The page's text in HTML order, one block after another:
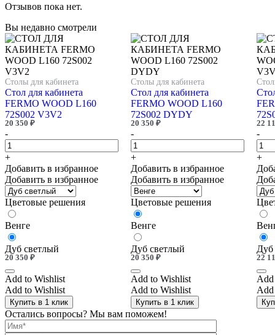
Отзывов пока нет.
Вы недавно смотрели
Столы для кабинета
Стол для кабинета
FERMO WOOD L160
72S002 V3V2
20 350 ₽
-
+
Добавить в избранное
Добавить в избранное
Цветовые решения
Венге
Дуб светлый
20 350 ₽
Add to Wishlist
Add to Wishlist
Купить в 1 клик
Столы для кабинета
Стол для кабинета
FERMO WOOD L160
72S002 DYDY
20 350 ₽
-
+
Добавить в избранное
Добавить в избранное
Цветовые решения
Венге
Дуб светлый
20 350 ₽
Add to Wishlist
Add to Wishlist
Купить в 1 клик
22
-
+
Дуб
22
Остались вопросы? Мы вам поможем!